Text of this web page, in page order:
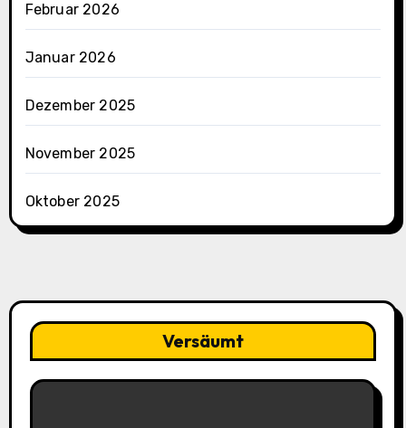
Februar 2026
Januar 2026
Dezember 2025
November 2025
Oktober 2025
Versäumt